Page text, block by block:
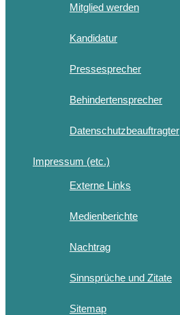
Mitglied werden
Kandidatur
Pressesprecher
Behindertensprecher
Datenschutzbeauftragter
Impressum (etc.)
Externe Links
Medienberichte
Nachtrag
Sinnsprüche und Zitate
Sitemap